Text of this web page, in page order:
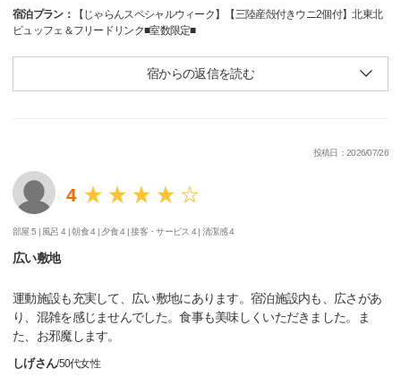
宿泊プラン：
【じゃらんスペシャルウィーク】【三陸産殻付きウニ2個付】北東北
ビュッフェ＆フリードリンク■室数限定■
宿からの返信を読む
投稿日：2026/07/26
4
部屋 5 | 風呂 4 |朝食 4 | 夕食 4 |接客・サービス 4 |清潔感 4
広い敷地
運動施設も充実して、広い敷地にあります。宿泊施設内も、広さがあ
り、混雑を感じませんでした。食事も美味しくいただきました。ま
た、お邪魔します。
しげさん/50代女性